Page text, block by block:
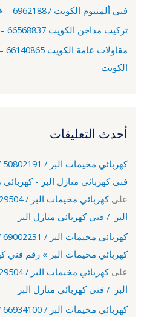
فني ألمنيوم الكويت 69621887 – خيطان – فني المنيوم
تركيب مداخن الكويت 66568837 – الفنيطيس – تركيب شفاطات
الكويت
أحدث التعليقات
فني كهربائي منازل البر -
على
البر / فني كهربائي منازل البر
كهربائي مخيمات البر » رقم فني كهربائي /
على
البر / فني كهربائي منازل البر